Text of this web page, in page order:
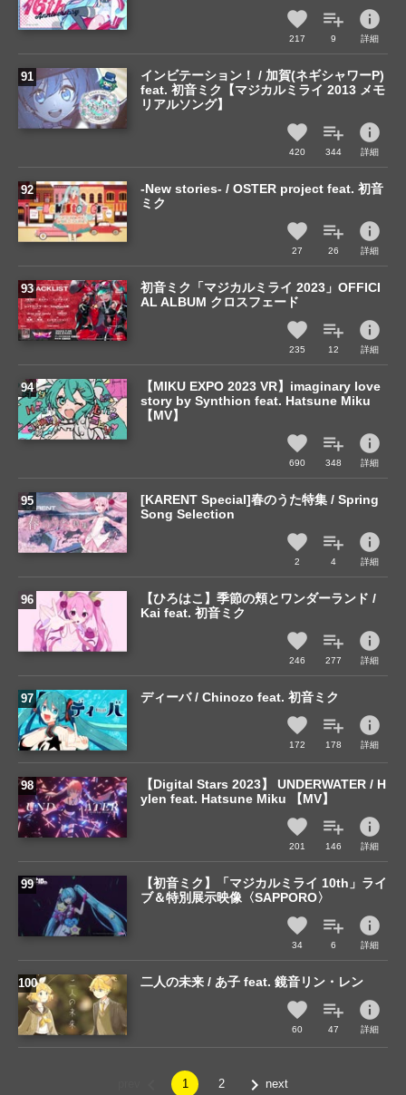
217 9
info
詳細
インビテーション！ / 加賀(ネギシャワーP)
feat. 初音ミク【マジカルミライ 2013 メモ
リアルソング】
420 344
info
詳細
-New stories- / OSTER project feat. 初音
ミク
27 26
info
詳細
初音ミク「マジカルミライ 2023」OFFICI
AL ALBUM クロスフェード
235 12
info
詳細
【MIKU EXPO 2023 VR】imaginary love
story by Synthion feat. Hatsune Miku
【MV】
690 348
info
詳細
[KARENT Special]春のうた特集 / Spring
Song Selection
2 4
info
詳細
【ひろはこ】季節の頬とワンダーランド /
Kai feat. 初音ミク
246 277
info
詳細
ディーバ / Chinozo feat. 初音ミク
172 178
info
詳細
【Digital Stars 2023】 UNDERWATER / H
ylen feat. Hatsune Miku 【MV】
201 146
info
詳細
【初音ミク】「マジカルミライ 10th」ライ
ブ＆特別展示映像〈SAPPORO〉
34 6
info
詳細
二人の未来 / あ子 feat. 鏡音リン・レン
60 47
info
詳細
1 2 navigate_next next